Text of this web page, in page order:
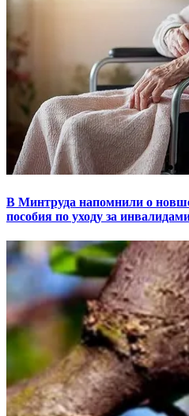
В Минтруда напомнили о
пособия по уходу за